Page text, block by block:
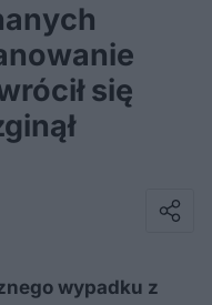
się
wypadku z